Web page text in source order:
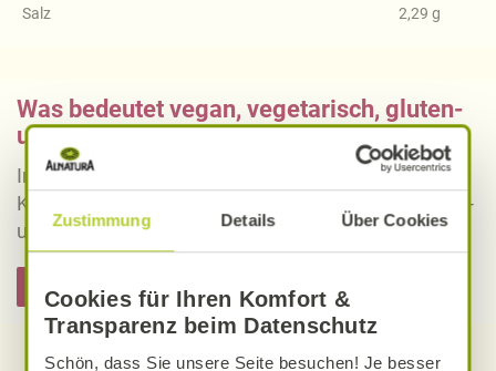
Zustimmung Details Über Cookies
Cookies für Ihren Komfort &
Transparenz beim Datenschutz
Schön, dass Sie unsere Seite besuchen! Je besser
Salz
2,29 g
Was bedeutet vegan, vegetarisch, gluten-
und laktosefrei bei Alnatura Rezepten?
Informieren Sie sich über die genaue Erklärung der
Kennzeichnung von veganen, vegetarischen, gluten-
und laktosefreien Alnatura Rezepten.
Hier informieren